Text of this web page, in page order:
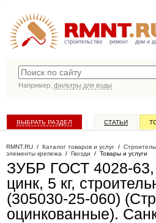
строительство ремонт дом и
Например, фильтры для воды
ВЫБРАТЬ РАЗДЕЛ СТАТЬИ
RMNT.RU / Каталог товаров и услуг /
элементы крепежа / Гвозди / Товары и услуги
ЗУБР ГОСТ 4028-
цинк, 5 кг,
(305030-25-060)
оцинкованные).